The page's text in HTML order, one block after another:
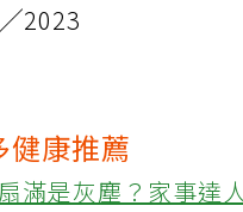
健康推薦
滿是灰塵？家事達